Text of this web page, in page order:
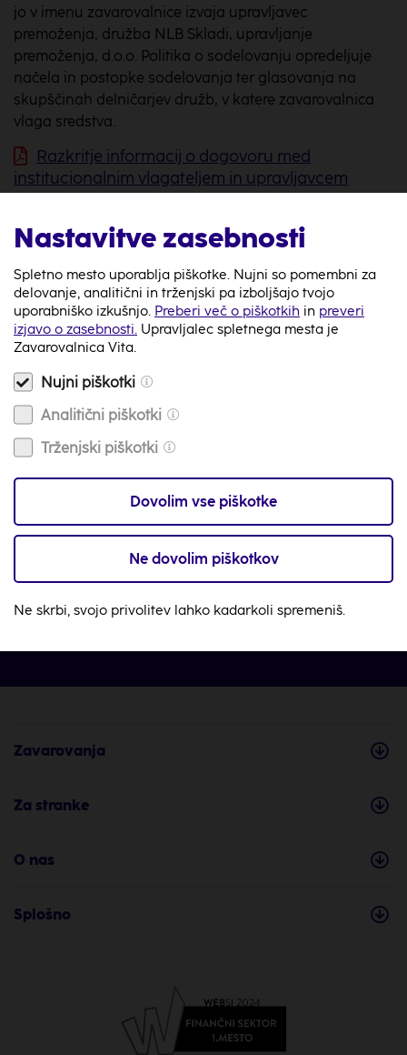
jo v imenu zavarovalnice izvaja upravljavec
premoženja, družba NLB Skladi, upravljanje
premoženja, d.o.o. Politika o sodelovanju opredeljuje
načela in postopke sodelovanja ter glasovanja na
skupščinah delničarjev družb, v katere zavarovalnica
vlaga sredstva.
Razkritje informacij o dogovoru med
institucionalnim vlagateljem in upravljavcem
Nazaj
080 87 98
Na voljo smo 24/7
Video klic
Na voljo smo 24/7
info@zav-vita.si
Zemljevid
Zavarovanja
Za stranke
O nas
Splošno
Nastavitve zasebnosti
Spletno mesto uporablja piškotke. Nujni so pomembni za
delovanje, analitični in trženjski pa izboljšajo tvojo
uporabniško izkušnjo. Preberi več o piškotkih in preveri
izjavo o zasebnosti. Upravljalec spletnega mesta je
Zavarovalnica Vita.
Nujni piškotki
Analitični piškotki
Trženjski piškotki
Dovolim vse piškotke
Ne dovolim piškotkov
Ne skrbi, svojo privolitev lahko kadarkoli spremeniš.